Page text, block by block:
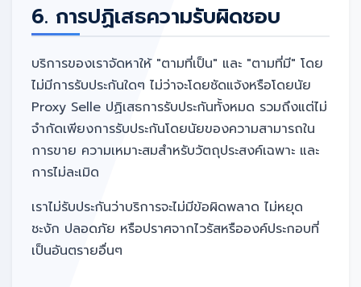
6. การปฏิเสธความรับผิดชอบ
บริการของเราจัดหาให้ "ตามที่เป็น" และ "ตามที่มี" โดย
ไม่มีการรับประกันใดๆ ไม่ว่าจะโดยชัดแจ้งหรือโดยนัย
Proxy Selle ปฏิเสธการรับประกันทั้งหมด รวมถึงแต่ไม่
จำกัดเพียงการรับประกันโดยนัยของความสามารถใน
การขาย ความเหมาะสมสำหรับวัตถุประสงค์เฉพาะ และ
การไม่ละเมิด
เราไม่รับประกันว่าบริการจะไม่มีข้อผิดพลาด ไม่หยุด
ชะงัก ปลอดภัย หรือปราศจากไวรัสหรือองค์ประกอบที่
เป็นอันตรายอื่นๆ